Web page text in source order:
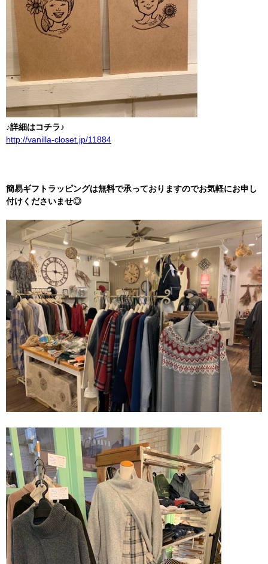
♪詳細はコチラ♪
http://vanilla-closet.jp/11884
簡易ギフトラッピングは無料で承っておりますのでお気軽にお申し
付けくださいませ◎